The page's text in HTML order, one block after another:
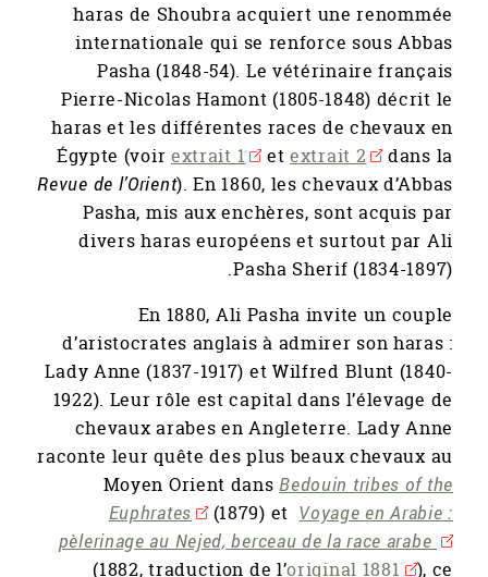
haras de Shoubra acquiert une renommée
internationale qui se renforce sous Abbas
Pasha (1848-54). Le vétérinaire français
Pierre-Nicolas Hamont (1805-1848) décrit le
haras et les différentes races de chevaux en
Égypte (voirextrait 1 etextrait 2 dans la
Revue de l’Orient). En 1860, les chevaux d’Abbas
Pasha, mis aux enchères, sont acquis par
divers haras européens et surtout par Ali
Pasha Sherif (1834-1897).
En 1880, Ali Pasha invite un couple
d’aristocrates anglais à admirer son haras :
Lady Anne (1837-1917) et Wilfred Blunt (1840-
1922). Leur rôle est capital dans l’élevage de
chevaux arabes en Angleterre. Lady Anne
raconte leur quête des plus beaux chevaux au
Moyen Orient dansBedouin tribes of the
Euphrates
(1879) etVoyage en Arabie :
pèlerinage au Nejed, berceau de la race arabe
(1882, traduction de l’original 1881 ), ce